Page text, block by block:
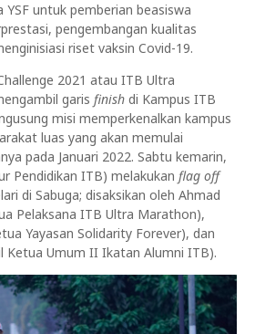
untuk pemberian beasiswa
pengembangan kualitas
riset vaksin Covid-19.
2021 atau ITB Ultra
garis finish di Kampus ITB
misi memperkenalkan kampus
luas yang akan memulai
pada Januari 2022. Sabtu kemarin,
Pendidikan ITB) melakukan flag off
di Sabuga; disaksikan oleh Ahmad
Pelaksana ITB Ultra Marathon),
Yayasan Solidarity Forever), dan
Ketua Umum II Ikatan Alumni ITB).